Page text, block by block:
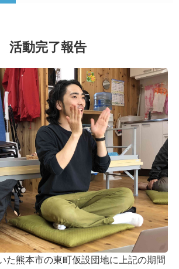
活動完了報告
た熊本市の東町仮設団地に上記の期間